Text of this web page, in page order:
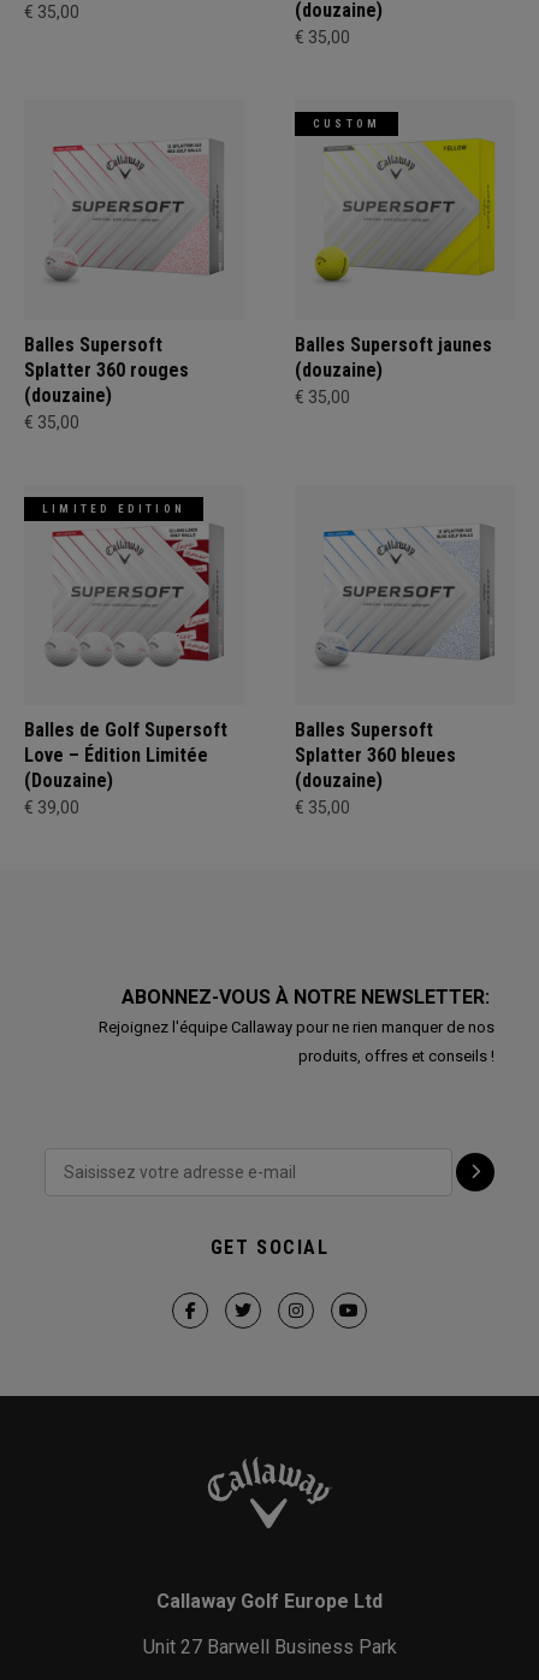
€ 35,00 (douzaine)
€ 35,00
Balles Supersoft
Splatter 360 rouges
(douzaine)
€ 35,00
CUSTOM
Balles Supersoft jaunes
(douzaine)
€ 35,00
LIMITED EDITION
Balles de Golf Supersoft
Love – Édition Limitée
(Douzaine)
€ 39,00
Balles Supersoft
Splatter 360 bleues
(douzaine)
€ 35,00
ABONNEZ-VOUS À NOTRE NEWSLETTER:
Rejoignez l'équipe Callaway pour ne rien manquer de nos
produits, offres et conseils !
GET SOCIAL
Callaway Golf Europe Ltd
Unit 27 Barwell Business Park